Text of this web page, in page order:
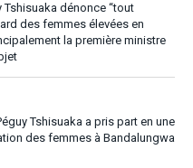
Tshisuaka dénonce “tout
des femmes élevées en
la première ministre
Tshisuaka a pris part en une
des femmes à Bandalungwa